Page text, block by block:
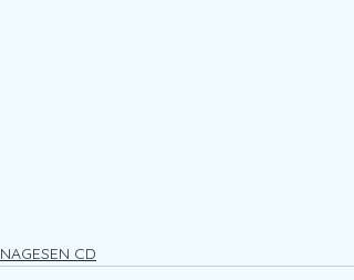
NAGESEN CD